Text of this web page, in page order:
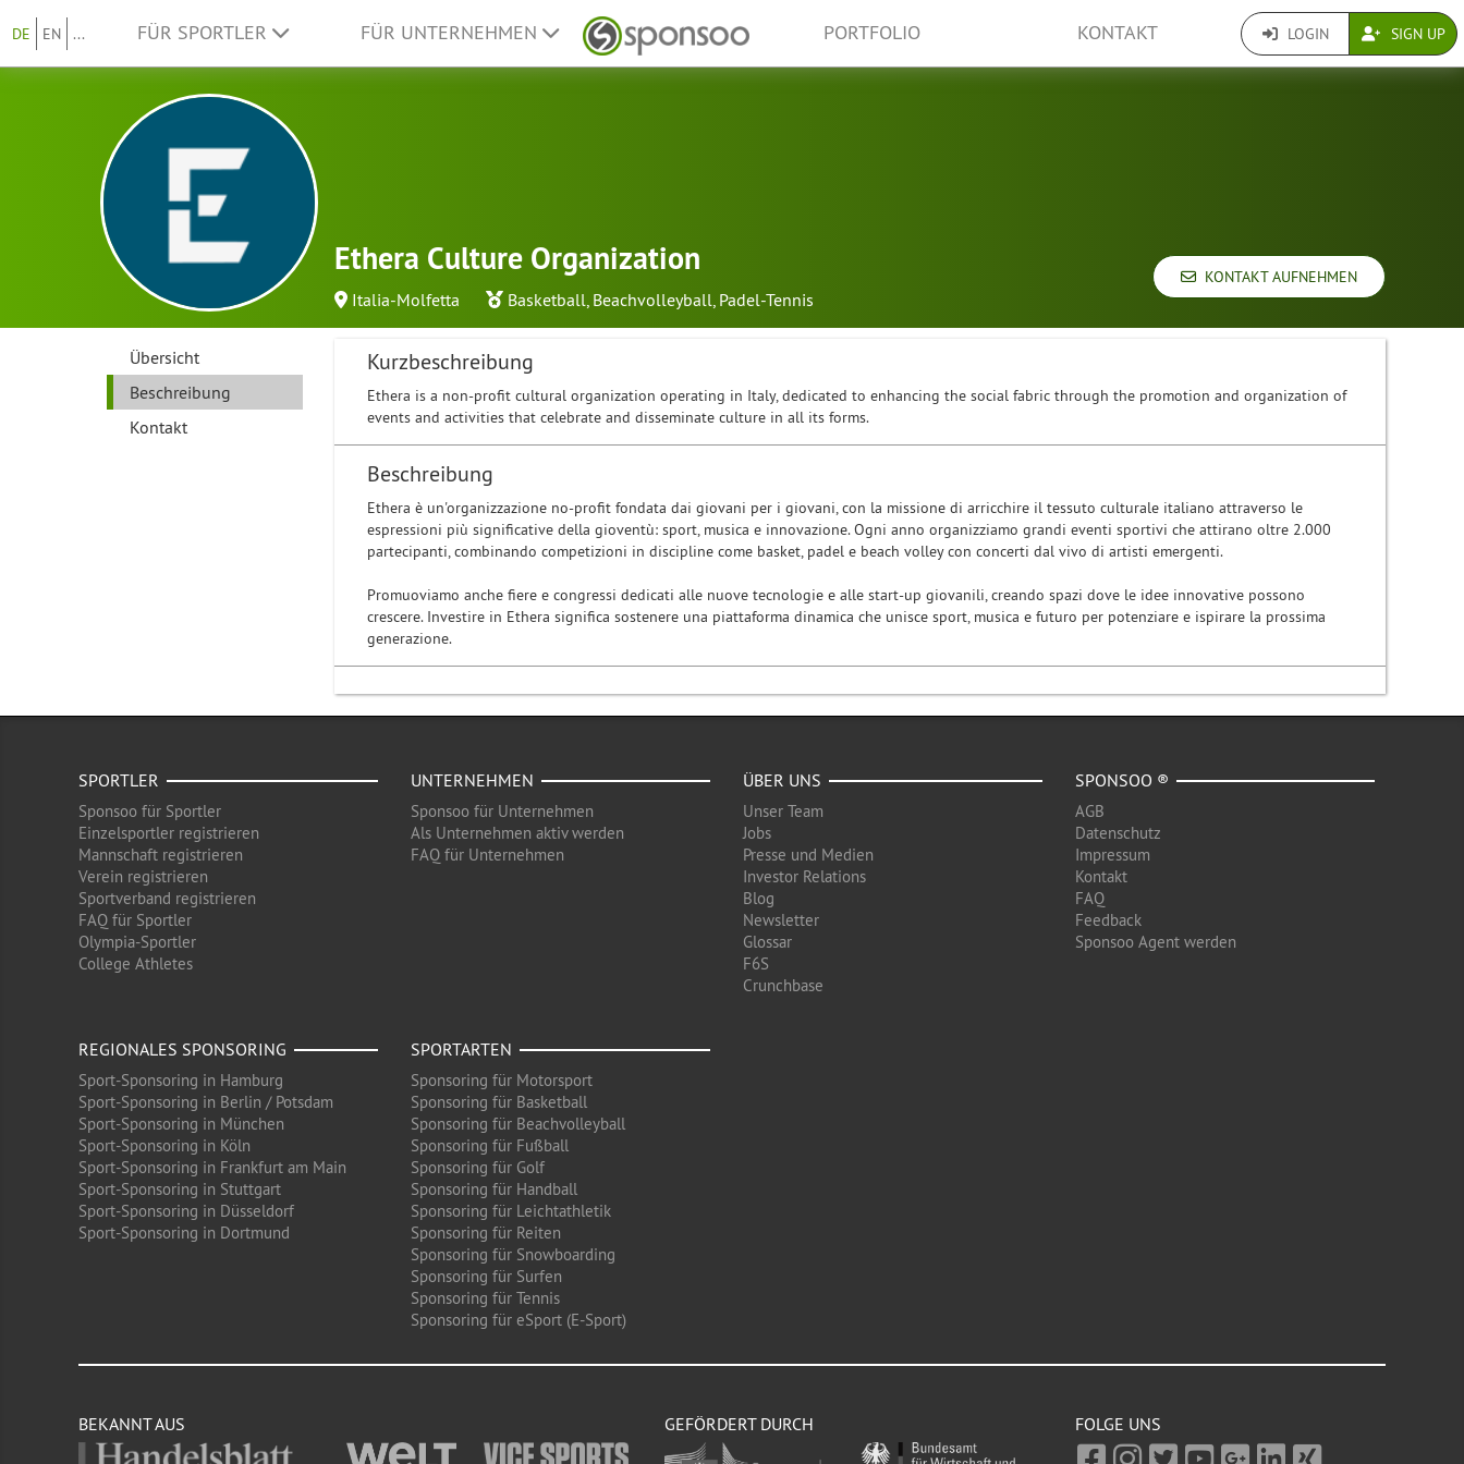
DE EN ... FÜR SPORTLER FÜR UNTERNEHMEN PORTFOLIO KONTAKT LOGIN SIGN UP
Ethera Culture Organization
Italia-Molfetta Basketball, Beachvolleyball, Padel-Tennis
KONTAKT AUFNEHMEN
Übersicht
Beschreibung
Kontakt
Kurzbeschreibung
Ethera is a non-profit cultural organization operating in Italy, dedicated to enhancing the social fabric through the promotion and organization of
events and activities that celebrate and disseminate culture in all its forms.
Beschreibung
Ethera è un'organizzazione no-profit fondata dai giovani per i giovani, con la missione di arricchire il tessuto culturale italiano attraverso le
espressioni più significative della gioventù: sport, musica e innovazione. Ogni anno organizziamo grandi eventi sportivi che attirano oltre 2.000
partecipanti, combinando competizioni in discipline come basket, padel e beach volley con concerti dal vivo di artisti emergenti.
Promuoviamo anche fiere e congressi dedicati alle nuove tecnologie e alle start-up giovanili, creando spazi dove le idee innovative possono
crescere. Investire in Ethera significa sostenere una piattaforma dinamica che unisce sport, musica e futuro per potenziare e ispirare la prossima
generazione.
SPORTLER
Sponsoo für Sportler
Einzelsportler registrieren
Mannschaft registrieren
Verein registrieren
Sportverband registrieren
FAQ für Sportler
Olympia-Sportler
College Athletes
UNTERNEHMEN
Sponsoo für Unternehmen
Als Unternehmen aktiv werden
FAQ für Unternehmen
ÜBER UNS
Unser Team
Jobs
Presse und Medien
Investor Relations
Blog
Newsletter
Glossar
F6S
Crunchbase
SPONSOO ®
AGB
Datenschutz
Impressum
Kontakt
FAQ
Feedback
Sponsoo Agent werden
REGIONALES SPONSORING
Sport-Sponsoring in Hamburg
Sport-Sponsoring in Berlin / Potsdam
Sport-Sponsoring in München
Sport-Sponsoring in Köln
Sport-Sponsoring in Frankfurt am Main
Sport-Sponsoring in Stuttgart
Sport-Sponsoring in Düsseldorf
Sport-Sponsoring in Dortmund
SPORTARTEN
Sponsoring für Motorsport
Sponsoring für Basketball
Sponsoring für Beachvolleyball
Sponsoring für Fußball
Sponsoring für Golf
Sponsoring für Handball
Sponsoring für Leichtathletik
Sponsoring für Reiten
Sponsoring für Snowboarding
Sponsoring für Surfen
Sponsoring für Tennis
Sponsoring für eSport (E-Sport)
BEKANNT AUS GEFÖRDERT DURCH FOLGE UNS